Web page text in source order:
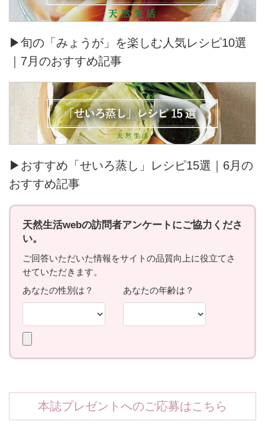
▶旬の「みょうが」を楽しむ人気レシピ10選
｜7月のおすすめ記事
▶おすすめ「せいろ蒸し」レシピ15選｜6月の
おすすめ記事
本誌プレゼントへのご応募はこちら